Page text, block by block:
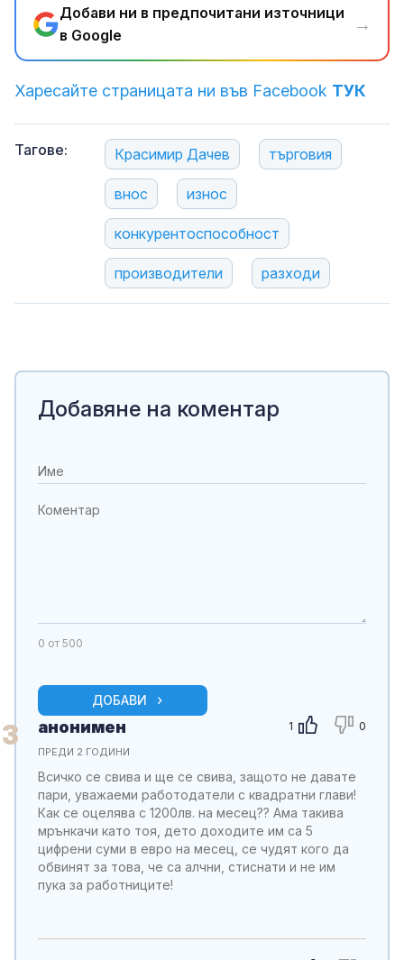
Добави ни в предпочитани източници
в Google
→
Харесайте страницата ни във Facebook ТУК
Тагове: Красимир Дачев търговия
внос износ
конкурентоспособност
производители разходи
Добавяне на коментар
0 от 500
ДОБАВИ
3 1 0
анонимен
ПРЕДИ 2 ГОДИНИ
Всичко се свива и ще се свива, защото не давате
пари, уважаеми работодатели с квадратни глави!
Как се оцелява с 1200лв. на месец?? Ама такива
мрънкачи като тоя, дето доходите им са 5
цифрени суми в евро на месец, се чудят кого да
обвинят за това, че са алчни, стиснати и не им
пука за работниците!